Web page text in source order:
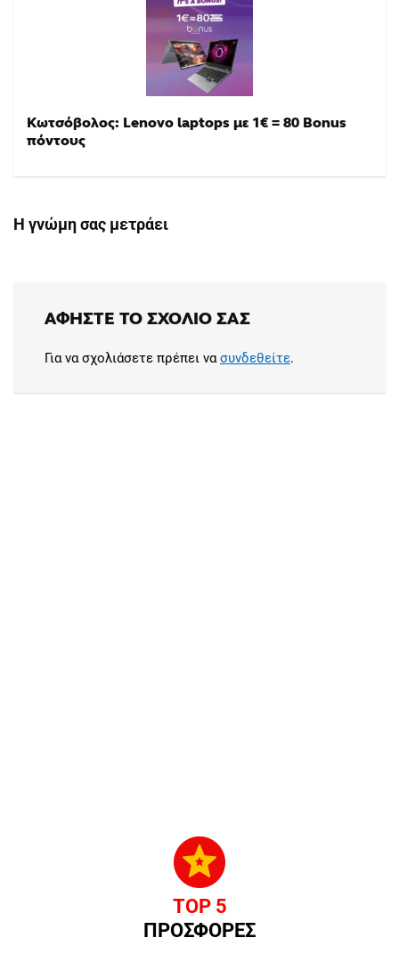
Κωτσόβολος: Lenovo laptops με 1€ = 80 Bonus
πόντους
Η γνώμη σας μετράει
ΑΦΉΣΤΕ ΤΟ ΣΧΌΛΙΟ ΣΑΣ
Για να σχολιάσετε πρέπει νασυνδεθείτε.
TOP 5
ΠΡΟΣΦΟΡΕΣ